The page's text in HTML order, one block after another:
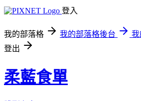
登入
我的部落格 我的部落格後台
我
登出
柔藍食單